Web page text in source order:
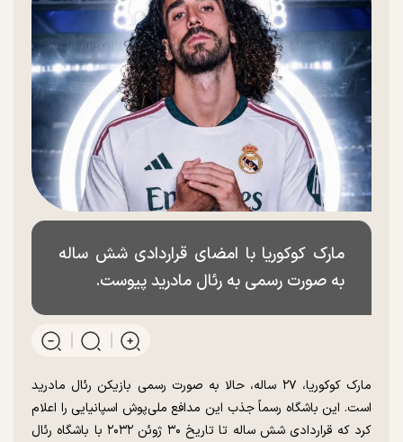
مارک کوکوریا با امضای قراردادی شش ساله
به صورت رسمی به رئال مادرید پیوست.
مارک کوکوریا، ۲۷ ساله، حالا به صورت رسمی بازیکن رئال مادرید
است. این باشگاه رسماً جذب این مدافع ملی‌پوش اسپانیایی را اعلام
کرد که قراردادی شش ساله تا تاریخ ۳۰ ژوئن ۲۰۳۲ با باشگاه رئال